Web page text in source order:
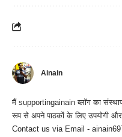
Ainain
मैं supportingainain ब्लॉग का
रूप से अपने पाठकों के लिए उपयोगी
Contact us via Email -